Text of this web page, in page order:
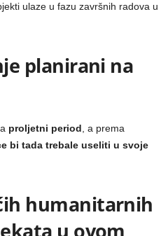
ulaze u fazu završnih radova u
planirani na
proljetni period , a prema
bi tada trebale useliti u svoje
humanitarnih
u ovom